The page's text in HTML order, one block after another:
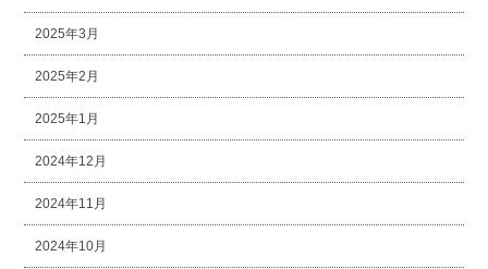
2025年3月
2025年2月
2025年1月
2024年12月
2024年11月
2024年10月